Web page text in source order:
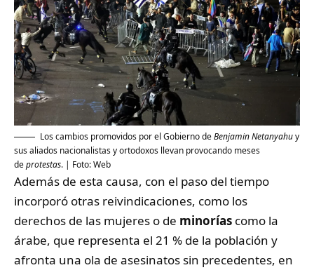
Los cambios promovidos por el Gobierno deBenjamin Netanyahuy
sus aliados nacionalistas y ortodoxos llevan provocando meses
deprotestas. | Foto: Web
Además de esta causa, con el paso del tiempo
incorporó otras reivindicaciones, como los
derechos de las mujeres o de minorías como la
árabe, que representa el 21 % de la población y
afronta una ola de asesinatos sin precedentes, en